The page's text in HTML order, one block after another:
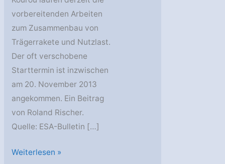
vorbereitenden Arbeiten
zum Zusammenbau von
Trägerrakete und Nutzlast.
Der oft verschobene
Starttermin ist inzwischen
am 20. November 2013
angekommen. Ein Beitrag
von Roland Rischer.
Quelle: ESA-Bulletin […]
Gaia
Weiterlesen »